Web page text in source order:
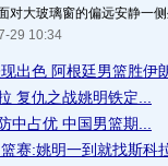
对大玻璃窗的偏远安静一
29 10:34
出色 阿根廷男篮胜伊
复仇之战姚明铁定...
中占优 中国男篮期...
赛:姚明一到就找斯科